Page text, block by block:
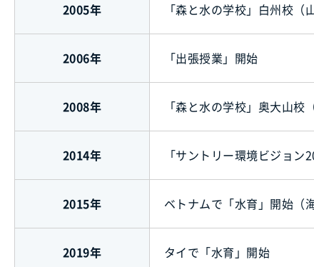
2005年 「森と水の学校」白州校（
2006年 「出張授業」開始
2008年 「森と水の学校」奥大山校
2014年 「サントリー環境ビジョン
2015年 ベトナムで「水育」開始（
2019年 タイで「水育」開始